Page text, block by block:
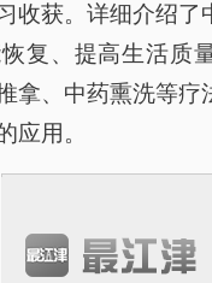
收获。详细介绍了
复、提高生活质
拿、中药熏洗等疗
应用。